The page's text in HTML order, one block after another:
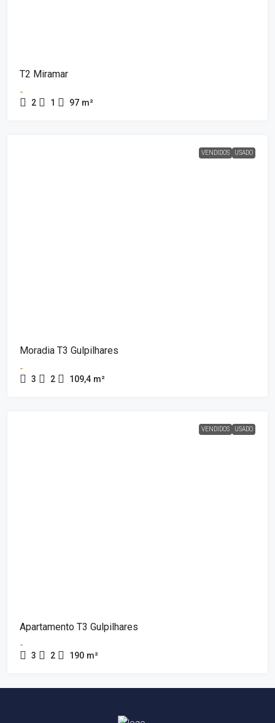
T2 Miramar
-
2 1 97 m²
VENDIDOS USADO
Moradia T3 Gulpilhares
-
3 2 109,4 m²
VENDIDOS USADO
Apartamento T3 Gulpilhares
-
3 2 190 m²